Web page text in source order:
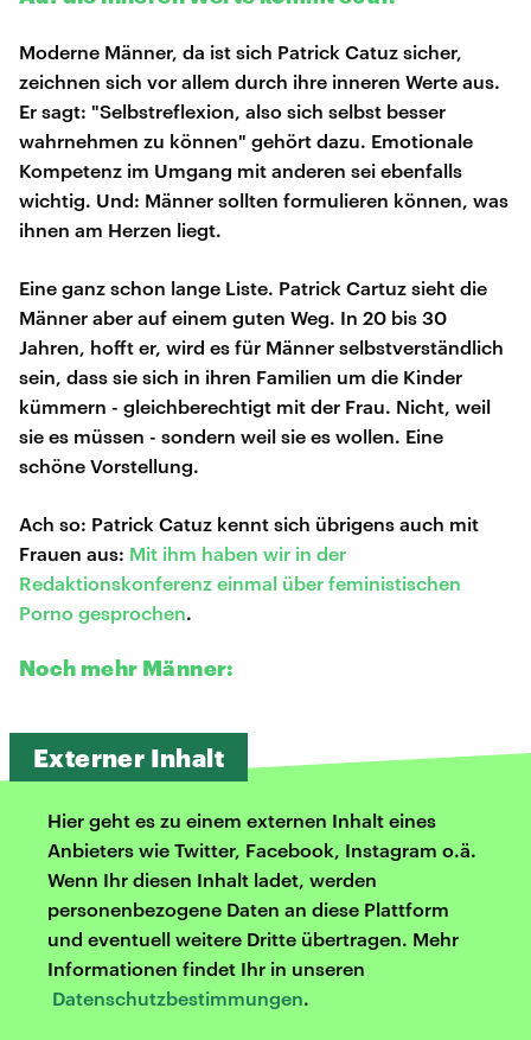
Moderne Männer, da ist sich Patrick Catuz sicher,
zeichnen sich vor allem durch ihre inneren Werte aus.
Er sagt: "Selbstreflexion, also sich selbst besser
wahrnehmen zu können" gehört dazu. Emotionale
Kompetenz im Umgang mit anderen sei ebenfalls
wichtig. Und: Männer sollten formulieren können, was
ihnen am Herzen liegt.
Eine ganz schon lange Liste. Patrick Cartuz sieht die
Männer aber auf einem guten Weg. In 20 bis 30
Jahren, hofft er, wird es für Männer selbstverständlich
sein, dass sie sich in ihren Familien um die Kinder
kümmern - gleichberechtigt mit der Frau. Nicht, weil
sie es müssen - sondern weil sie es wollen. Eine
schöne Vorstellung.
Ach so: Patrick Catuz kennt sich übrigens auch mit
Frauen aus: Mit ihm haben wir in der
Redaktionskonferenz einmal über feministischen
Porno gesprochen.
Noch mehr Männer:
Externer Inhalt
Hier geht es zu einem externen Inhalt eines
Anbieters wie Twitter, Facebook, Instagram o.ä.
Wenn Ihr diesen Inhalt ladet, werden
personenbezogene Daten an diese Plattform
und eventuell weitere Dritte übertragen. Mehr
Informationen findet Ihr in unseren
Datenschutzbestimmungen.